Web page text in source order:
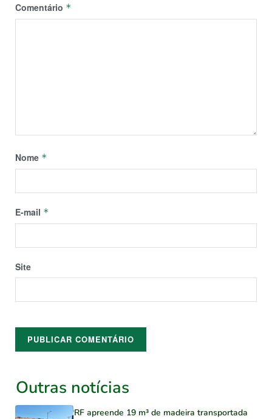
Comentário *
Nome *
E-mail *
Site
Outras notícias
PRF apreende 19 m³ de madeira transportada